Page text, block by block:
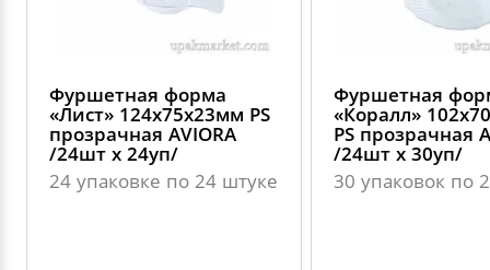
Фуршетная форма
«Лист» 124х75х23мм PS
прозрачная AVIORA
/24шт х 24уп/
24 упаковке по 24 штуке
Фуршетная
«Коралл»
PS прозрачная
/24шт х 30уп/
30 упаковок по